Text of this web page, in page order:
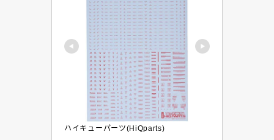
Follow Me
ハイキューパーツ(HiQparts)